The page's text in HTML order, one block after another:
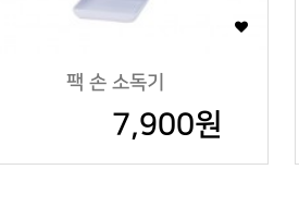
팩 손 소독기
7,900원